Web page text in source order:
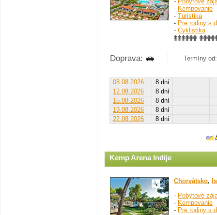
- Kempovanie
- Turistika
- Pre rodiny s
- Cyklistika
Doprava: Termíny
08.08.2026
8 dní
12.08.2026
8 dní
15.08.2026
8 dní
19.08.2026
8 dní
22.08.2026
8 dní
Kemp Arena Indije
Chorvátsko,
- Pobytové
- Kempovanie
- Pre rodiny s